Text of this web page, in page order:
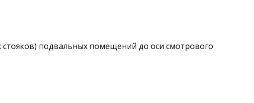
подвальных помещений до оси смотрового